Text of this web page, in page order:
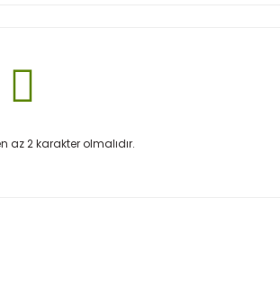
az 2 karakter olmalıdır.